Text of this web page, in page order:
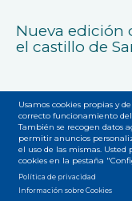
Nueva edición
el castillo de
Menú
Accesibilidad
Usamos cookies propias y
correcto funcionamiento del
También se recogen datos
permitir anuncios
el uso de las mismas.
cookies en la pestaña
Política de privacidad
Información sobre Cookies